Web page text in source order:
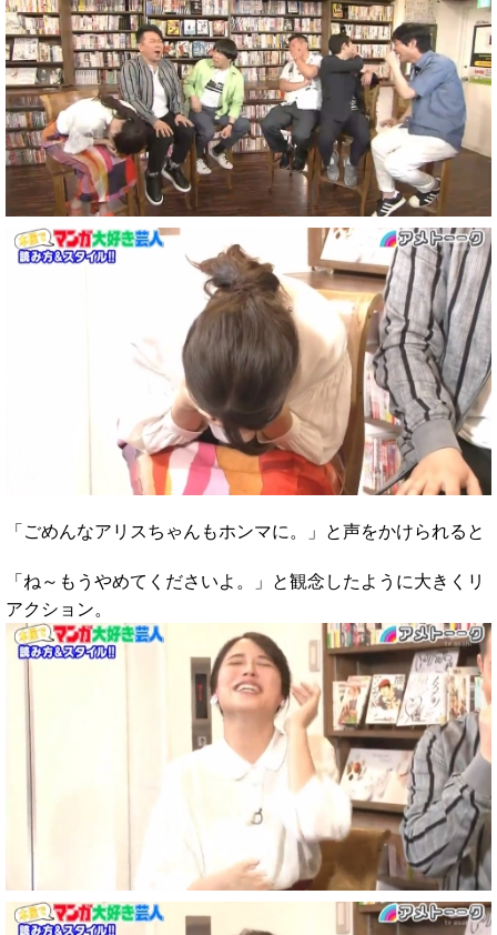
「ごめんなアリスちゃんもホンマに。」と声をかけられると
「ね～もうやめてくださいよ。」と観念したように大きくリ
アクション。